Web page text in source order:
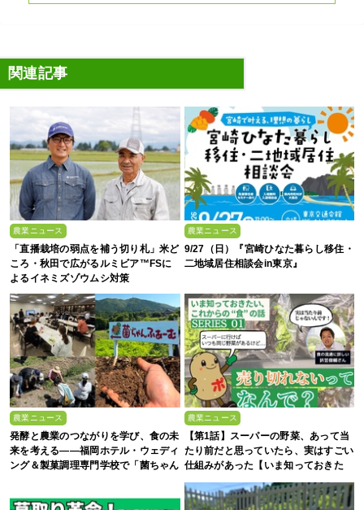
関連記事
農業ニュース
「直播栽培の弱点を補う切り札」米ど
ころ・秋田で広がるルミビア™FSに
よるイネミズゾウムシ対策
農業ニュース
9/27（日）『宮崎ひなた暮らし移住・
二地域居住相談会in東京』
農業ニュース
発酵と農業のつながりを学び、食の未
来を考える――福岡ホテル・ウェディ
ング＆製菓調理専門学校で「菌ちゃん
農業ニュース
【第1話】スーパーの野菜、あって当
たり前だと思っていたら、実はすごい
仕組みがあった【いま知っておきた